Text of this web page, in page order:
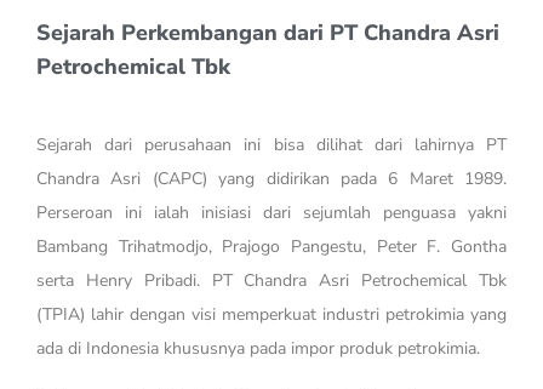
Sejarah Perkembangan dari PT Chandra Asri
Petrochemical Tbk
Sejarah dari perusahaan ini bisa dilihat dari lahirnya PT
Chandra Asri (CAPC) yang didirikan pada 6 Maret 1989.
Perseroan ini ialah inisiasi dari sejumlah penguasa yakni
Bambang Trihatmodjo, Prajogo Pangestu, Peter F. Gontha
serta Henry Pribadi. PT Chandra Asri Petrochemical Tbk
(TPIA) lahir dengan visi memperkuat industri petrokimia yang
ada di Indonesia khususnya pada impor produk petrokimia.